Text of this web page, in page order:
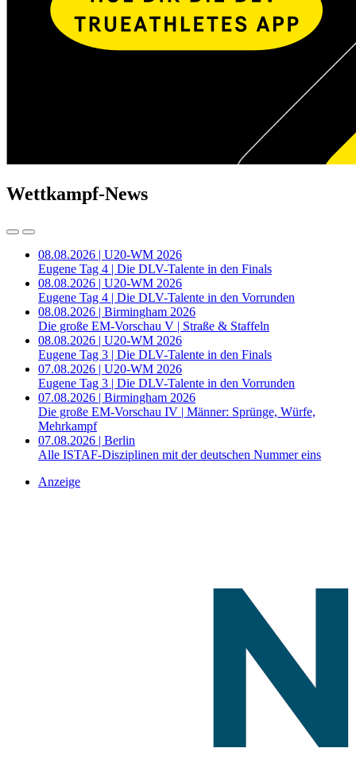
Wettkampf-News
08.08.2026 | U20-WM 2026
Eugene Tag 4 | Die DLV-Talente in den Finals
08.08.2026 | U20-WM 2026
Eugene Tag 4 | Die DLV-Talente in den Vorrunden
08.08.2026 | Birmingham 2026
Die große EM-Vorschau V | Straße & Staffeln
08.08.2026 | U20-WM 2026
Eugene Tag 3 | Die DLV-Talente in den Finals
07.08.2026 | U20-WM 2026
Eugene Tag 3 | Die DLV-Talente in den Vorrunden
07.08.2026 | Birmingham 2026
Die große EM-Vorschau IV | Männer: Sprünge, Würfe,
Mehrkampf
07.08.2026 | Berlin
Alle ISTAF-Disziplinen mit der deutschen Nummer eins
Anzeige